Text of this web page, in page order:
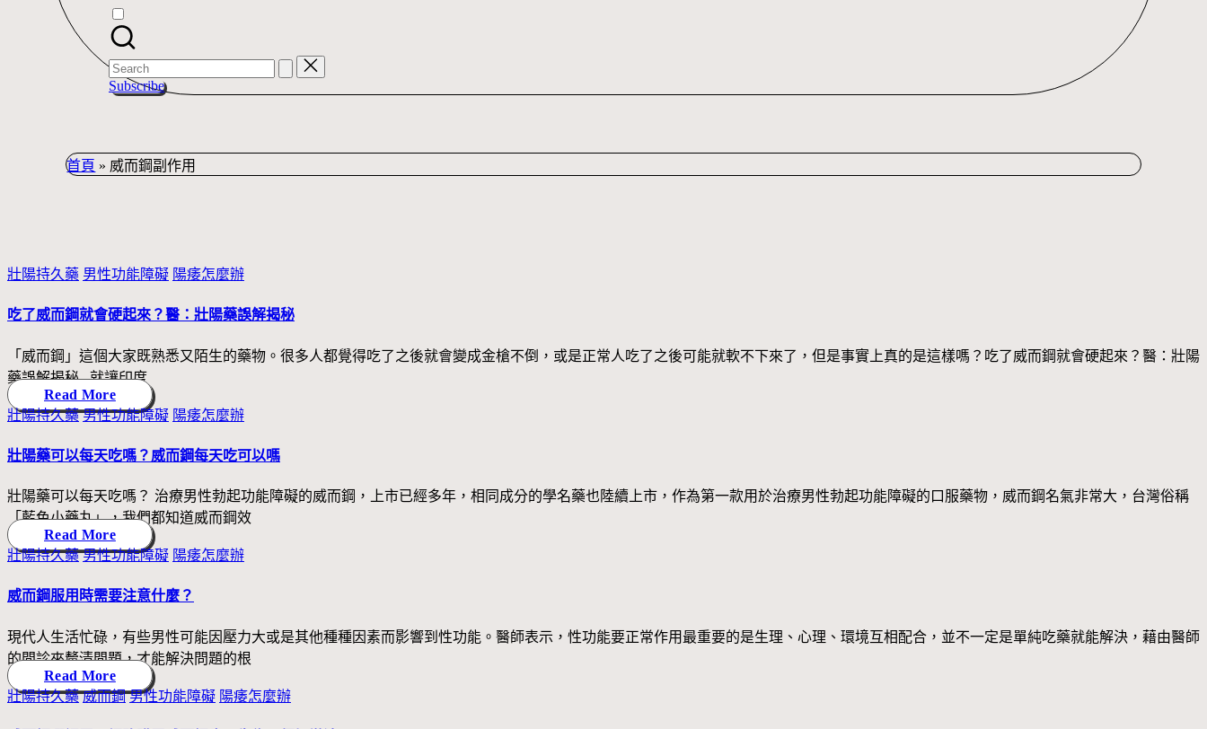
Search
for:
Subscribe
首頁 » 威而鋼副作用
Posted
in
壯陽持久藥 男性功能障礙 陽痿怎麼辦
吃了威而鋼就會硬起來？醫：壯陽藥誤解揭秘
「威而鋼」這個大家既熟悉又陌生的藥物。很多人都覺得吃了之後就會變成金槍不倒，或是正常人吃了之後可能就軟不下來了，但是事實上真的是這樣嗎？吃了威而鋼就會硬起來？醫：壯陽
藥誤解揭秘 就讓印度
Read More
Posted
in
壯陽持久藥 男性功能障礙 陽痿怎麼辦
壯陽藥可以每天吃嗎？威而鋼每天吃可以嗎
壯陽藥可以每天吃嗎？ 治療男性勃起功能障礙的威而鋼，上市已經多年，相同成分的學名藥也陸續上市，作為第一款用於治療男性勃起功能障礙的口服藥物，威而鋼名氣非常大，台灣俗稱
「藍色小藥丸」，我們都知道威而鋼效
Read More
Posted
in
壯陽持久藥 男性功能障礙 陽痿怎麼辦
威而鋼服用時需要注意什麼？
現代人生活忙碌，有些男性可能因壓力大或是其他種種因素而影響到性功能。醫師表示，性功能要正常作用最重要的是生理、心理、環境互相配合，並不一定是單純吃藥就能解決，藉由醫師
的問診來釐清問題，才能解決問題的根
Read More
Posted
in
壯陽持久藥 威而鋼 男性功能障礙 陽痿怎麼辦